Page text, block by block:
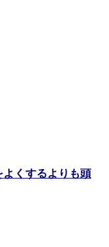
くするよりも頭